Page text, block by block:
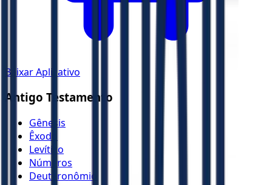
Baixar Aplicativo
Antigo Testamento
Gênesis
Êxodo
Levítico
Números
Deuteronômio